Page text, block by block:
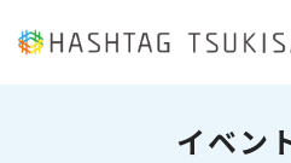
イベン